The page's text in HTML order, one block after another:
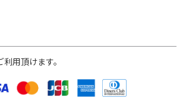
用頂けます。